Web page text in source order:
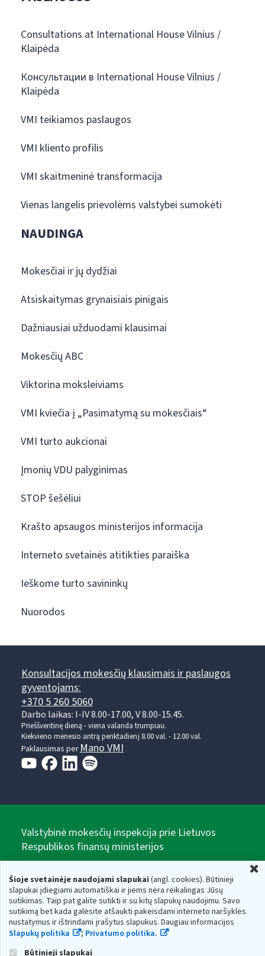
Šioje svetainėje naudojami slapukai(angl. cookies). Būtinieji
slapukai įdiegiami automatiškai ir jiems nėra reikalingas Jūsų
sutikimas. Taip pat galite sutikti ir su kitų slapukų naudojimu. Savo
sutikimą bet kada galėsite atšaukti pakeisdami interneto naršyklės
nustatymus ir ištrindami įrašytus slapukus. Daugiau informacijos
Slapukų politika
; Privatumo politika.
Būtinieji slapukai
Consultations at International House Vilnius /
Klaipėda
Консультации в International House Vilnius /
Klaipėda
VMI teikiamos paslaugos
VMI kliento profilis
VMI skaitmeninė transformacija
Vienas langelis prievolėms valstybei sumokėti
NAUDINGA
Mokesčiai ir jų dydžiai
Atsiskaitymas grynaisiais pinigais
Dažniausiai užduodami klausimai
Mokesčių ABC
Viktorina moksleiviams
VMI kviečia į „Pasimatymą su mokesčiais“
VMI turto aukcionai
Įmonių VDU palyginimas
STOP šešėliui
Krašto apsaugos ministerijos informacija
Interneto svetainės atitikties paraiška
Ieškome turto savininkų
Nuorodos
Konsultacijos mokesčių klausimais ir paslaugos
gyventojams:
+370 5 260 5060
Darbo laikas: I-IV 8.00-17.00, V 8.00-15.45.
Prieššventinę dieną - viena valanda trumpiau.
Kiekvieno mėnesio antrą penktadienį 8.00 val. - 12.00 val.
Paklausimas per Mano VMI
Valstybinė mokesčių inspekcija prie Lietuvos
Respublikos finansų ministerijos
adresas: Vasario 16-osios g. 14, 01107 Vilnius, Lietuva, el.paštas:
vmi@vmi.lt, E. pristatymo dėžutės adresas 188659752
Duomenys apie Valstybinę mokesčių inspekciją prie Lietuvos
Respublikos finansų ministerijos kaupiami ir saugomi Juridinių
asmenų registre